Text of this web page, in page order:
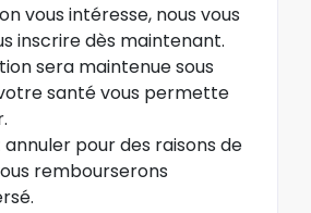
vous intéresse, nous vous
inscrire dès maintenant.
sera maintenue sous
santé vous permette
annuler pour des raisons de
rembourserons